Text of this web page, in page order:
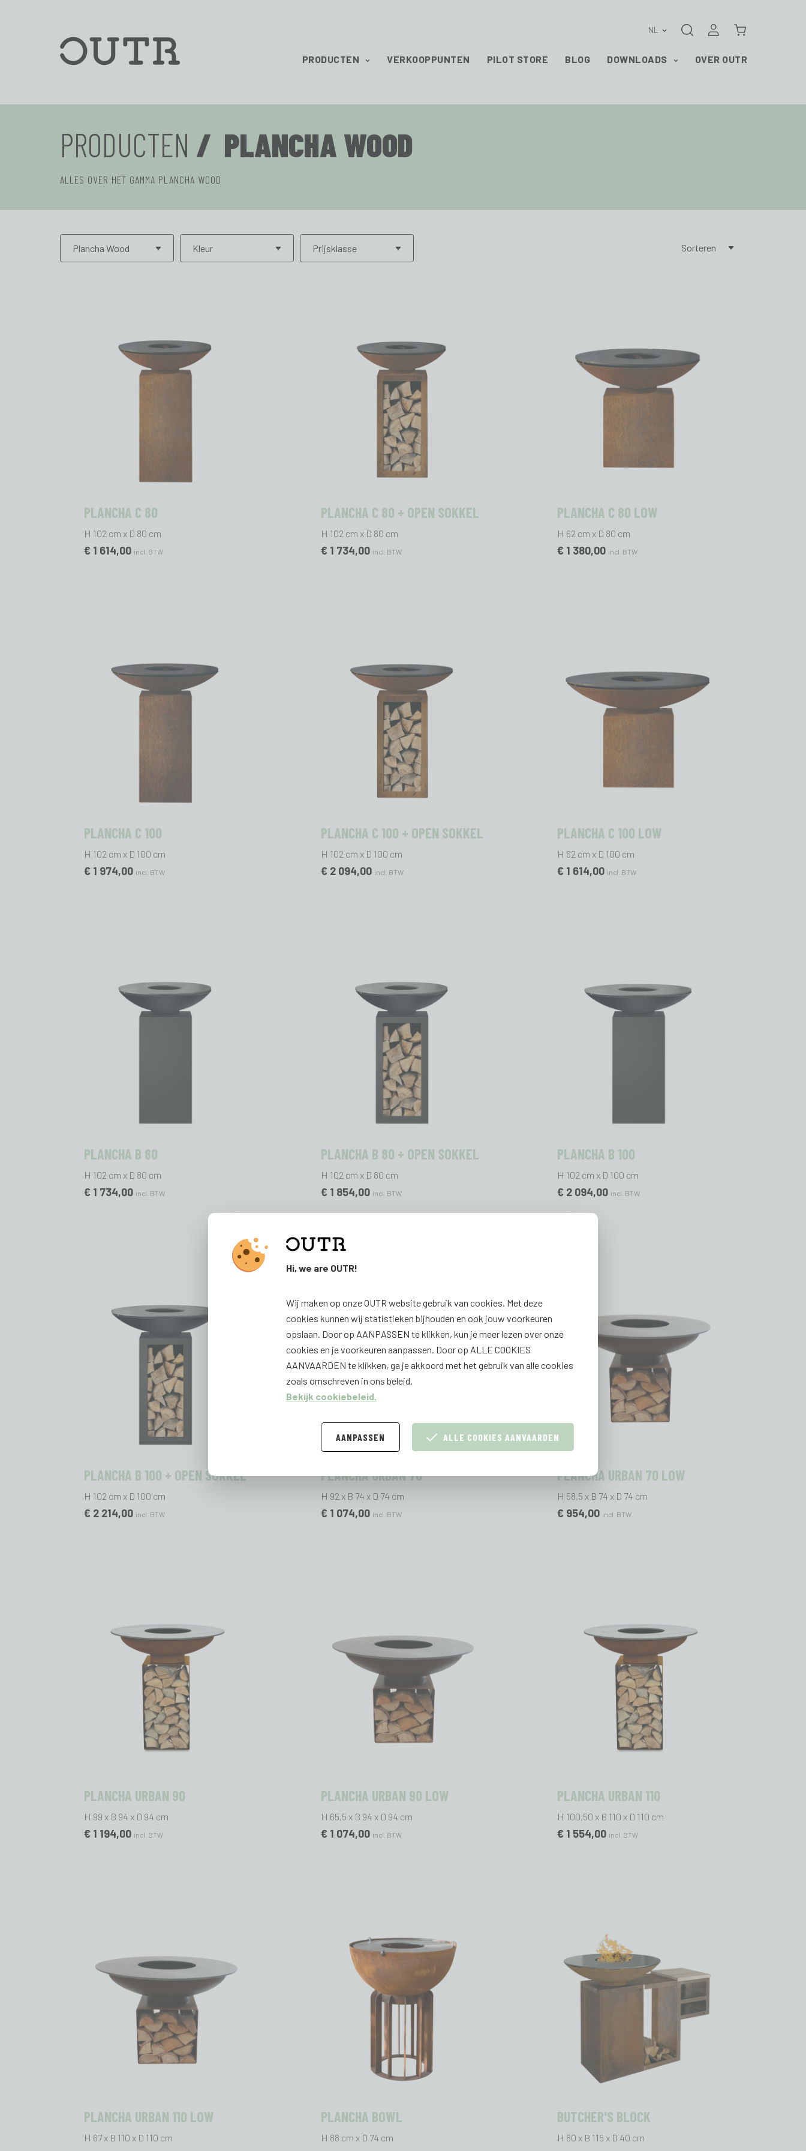
NL Zoeken AanmeldenWinkelwagen
PRODUCTEN VERKOOPPUNTEN PILOT STORE BLOG DOWNLOADS OVER OUTR
PRODUCTEN / PLANCHA WOOD
ALLES OVER HET GAMMA PLANCHA WOOD
Plancha Wood Kleur Prijsklasse Sorteren
PLANCHA C 80
H 102 cm x D 80 cm
€ 1 614,00 incl. BTW
PLANCHA C 80 + OPEN SOKKEL
H 102 cm x D 80 cm
€ 1 734,00incl. BTW
PLANCHA C 80 LOW
H 62 cm x D 80 cm
€ 1 380,00 incl. BTW
PLANCHA C 100
H 102 cm x D 100 cm
€ 1 974,00 incl. BTW
PLANCHA C 100 + OPEN SOKKEL
H 102 cm x D 100 cm
€ 2 094,00incl. BTW
PLANCHA C 100 LOW
H 62 cm x D 100 cm
€ 1 614,00 incl. BTW
PLANCHA B 80
H 102 cm x D 80 cm
€ 1 734,00 incl. BTW
PLANCHA B 80 + OPEN SOKKEL
H 102 cm x D 80 cm
€ 1 854,00incl. BTW
PLANCHA B 100
H 102 cm x D 100 cm
€ 2 094,00 incl. BTW
PLANCHA B 100 + OPEN SOKKEL
H 102 cm x D 100 cm
€ 2 214,00 incl. BTW
PLANCHA URBAN 70
H 92 x B 74 x D 74 cm
€ 1 074,00incl. BTW
PLANCHA URBAN 70 LOW
H 58,5 x B 74 x D 74 cm
€ 954,00 incl. BTW
PLANCHA URBAN 90
H 99 x B 94 x D 94 cm
€ 1 194,00 incl. BTW
PLANCHA URBAN 90 LOW
H 65,5 x B 94 x D 94 cm
€ 1 074,00incl. BTW
PLANCHA URBAN 110
H 100,50 x B 110 x D 110 cm
€ 1 554,00 incl. BTW
PLANCHA URBAN 110 LOW
H 67 x B 110 x D 110 cm
PLANCHA BOWL
H 88 cm x D 74 cm
BUTCHER'S BLOCK
H 80 x B 115 x D 40 cm
Hi, we are OUTR!
Wij maken op onze OUTR website gebruik van cookies. Met deze
cookies kunnen wij statistieken bijhouden en ook jouw voorkeuren
opslaan. Door op AANPASSEN te klikken, kun je meer lezen over onze
cookies en je voorkeuren aanpassen. Door op ALLE COOKIES
AANVAARDEN te klikken, ga je akkoord met het gebruik van alle cookies
zoals omschreven in ons beleid.
Bekijk cookiebeleid.
AANPASSEN ALLE COOKIES AANVAARDEN